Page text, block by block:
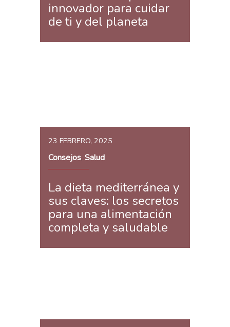
innovador para cuidar
de ti y del planeta
23 FEBRERO, 2025
Consejos,Salud
La dieta mediterránea y
sus claves: los secretos
para una alimentación
completa y saludable